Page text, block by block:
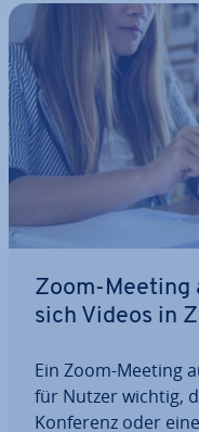
Zoom-Meeting
sich Videos in
Ein Zoom-Meeting
für Nutzer wichtig,
Konferenz oder